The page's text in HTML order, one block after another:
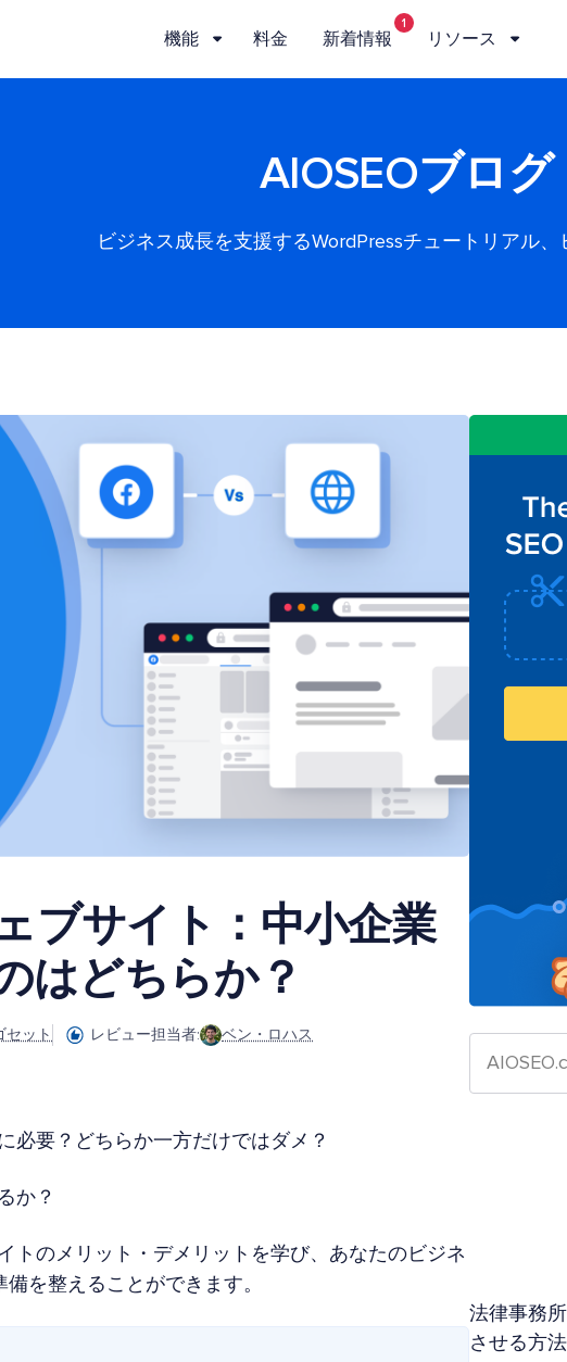
機能 料金 新着情報
1
リソース
AIOSEOブログ
ビジネス成長を支援するWordPressチュートリアル、
ブサイト：中小企業
はどちらか？
セット レビュー担当者: ベン・ロハス
必要？どちらか一方だけではダメ？
か？
トのメリット・デメリットを学び、あなたのビジネ
を整えることができます。
法律事務
させる方法